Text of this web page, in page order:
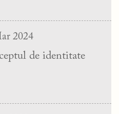
2024
de identitate